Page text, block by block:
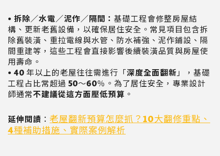
• 拆除／水電／泥作／隔間： 基礎工程會修整房屋結
構、更新老舊設備，以確保居住安全。常見項目包含拆
除舊裝潢、重拉電線與水管、防水補強、泥作鋪設、隔
間重建等，這些工程會直接影響後續裝潢品質與房屋使
用壽命。
• 40 年以上的老屋往往需進行「深度全面翻新」，基礎
工程占比常超過 50～60％。為了居住安全，專業設計
師通常不建議從這方面壓低預算 。
延伸閱讀 ： 老屋翻新預算怎麼抓？10大翻修重點、
4種補助措施、實際案例解析